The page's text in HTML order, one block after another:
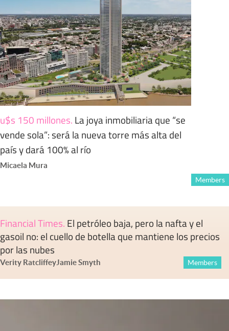
u$s 150 millones. La joya inmobiliaria que “se
vende sola”: será la nueva torre más alta del
país y dará 100% al río
Micaela Mura
Members
Financial Times. El petróleo baja, pero la nafta y el
gasoil no: el cuello de botella que mantiene los precios
por las nubes
Verity RatcliffeyJamie Smyth Members